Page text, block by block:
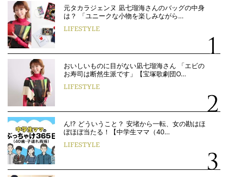
元タカラジェンヌ 凪七瑠海さんのバッグの中身
は？ 「ユニークな小物を楽しみながら…
LIFESTYLE
おいしいものに目がない凪七瑠海さん 「エビの
お寿司は断然生派です」【宝塚歌劇団O…
LIFESTYLE
ん!? どういうこと？ 安堵から一転、女の勘はほ
ぼほぼ当たる！【中学生ママ（40…
LIFESTYLE